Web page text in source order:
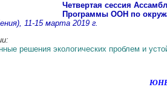
Четвертая сессия
Программы ООН по
11-15 марта 2019 г.
решения экологических проблем и